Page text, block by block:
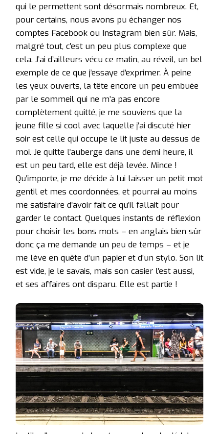
qui le permettent sont désormais nombreux. Et,
pour certains, nous avons pu échanger nos
comptes Facebook ou Instagram bien sûr. Mais,
malgré tout, c’est un peu plus complexe que
cela. J’ai d’ailleurs vécu ce matin, au réveil, un bel
exemple de ce que j’essaye d’exprimer. À peine
les yeux ouverts, la tête encore un peu embuée
par le sommeil qui ne m’a pas encore
complètement quitté, je me souviens que la
jeune fille si cool avec laquelle j’ai discuté hier
soir est celle qui occupe le lit juste au dessus de
moi. Je quitte l’auberge dans une demi heure, il
est un peu tard, elle est déjà levée. Mince !
Qu’importe, je me décide à lui laisser un petit mot
gentil et mes coordonnées, et pourrai au moins
me satisfaire d’avoir fait ce qu’il fallait pour
garder le contact. Quelques instants de réflexion
pour choisir les bons mots – en anglais bien sûr
donc ça me demande un peu de temps – et je
me lève en quête d’un papier et d’un stylo. Son lit
est vide, je le savais, mais son casier l’est aussi,
et ses affaires ont disparu. Elle est partie !